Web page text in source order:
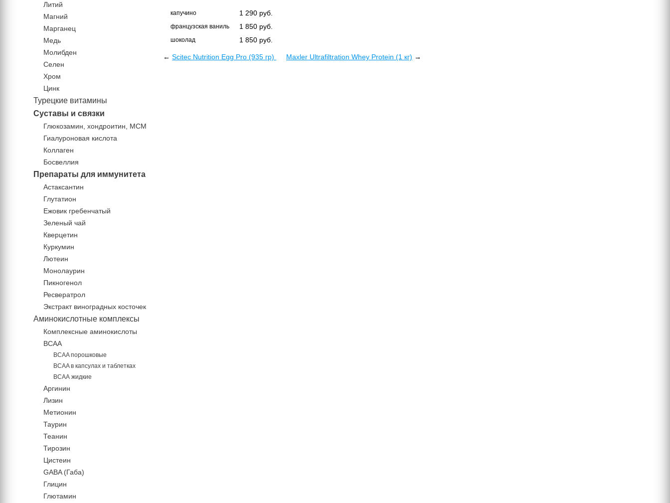
капучино 1 290 руб.
французская ваниль 1 850 руб.
шоколад 1 850 руб.
←Scitec Nutrition Egg Pro (935 гр) Maxler Ultrafiltration Whey Protein (1 кг) →
Литий
Магний
Марганец
Медь
Молибден
Селен
Хром
Цинк
Турецкие витамины
Суставы и связки
Глюкозамин, хондроитин, МСМ
Гиалуроновая кислота
Коллаген
Босвеллия
Препараты для иммунитета
Астаксантин
Глутатион
Ежовик гребенчатый
Зеленый чай
Кверцетин
Куркумин
Лютеин
Монолаурин
Пикногенол
Ресвератрол
Экстракт виноградных косточек
Аминокислотные комплексы
Комплексные аминокислоты
BCAA
BCAA порошковые
BCAA в капсулах и таблетках
ВСАА жидкие
Аргинин
Лизин
Метионин
Таурин
Теанин
Тирозин
Цистеин
GABA (Габа)
Глицин
Глютамин